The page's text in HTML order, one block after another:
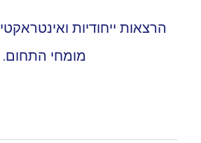
הרצאות ייחודיות
מומחי התחום.